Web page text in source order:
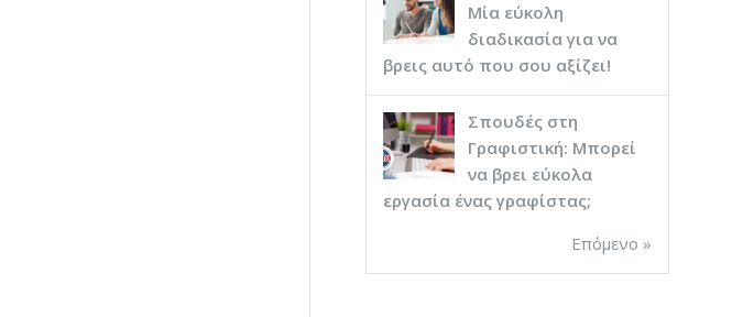
Μία εύκολη
διαδικασία για να
βρεις αυτό που σου αξίζει!
Σπουδές στη
Γραφιστική: Μπορεί
να βρει εύκολα
εργασία ένας γραφίστας;
Επόμενο »